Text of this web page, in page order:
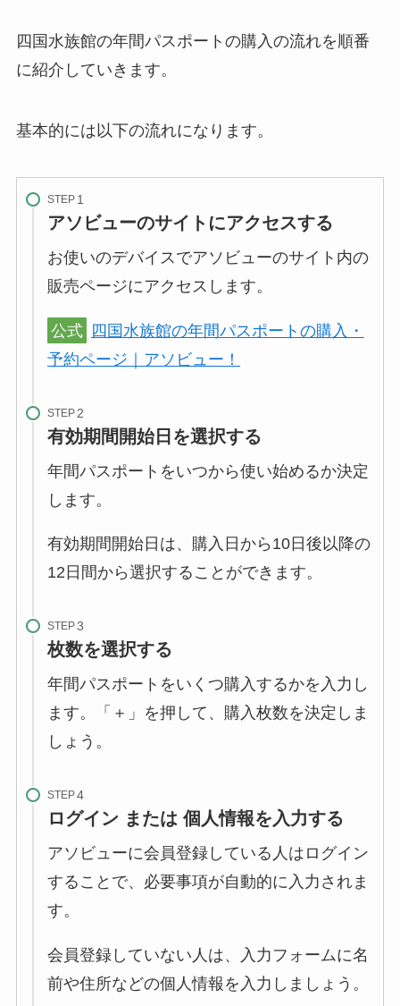
四国水族館の年間パスポートの購入の流れを順番
に紹介していきます。
基本的には以下の流れになります。
STEP
アソビューのサイトにアクセスする
お使いのデバイスでアソビューのサイト内の
販売ページにアクセスします。
公式 四国水族館の年間パスポートの購入・
予約ページ｜アソビュー！
STEP
有効期間開始日を選択する
年間パスポートをいつから使い始めるか決定
します。
有効期間開始日は、購入日から10日後以降の
12日間から選択することができます。
STEP
枚数を選択する
年間パスポートをいくつ購入するかを入力し
ます。「＋」を押して、購入枚数を決定しま
しょう。
STEP
ログイン または 個人情報を入力する
アソビューに会員登録している人はログイン
することで、必要事項が自動的に入力されま
す。
会員登録していない人は、入力フォームに名
前や住所などの個人情報を入力しましょう。